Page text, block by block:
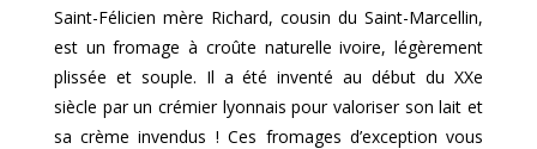
Saint-Félicien mère Richard, cousin du Saint-Marcellin,
est un fromage à croûte naturelle ivoire, légèrement
plissée et souple. Il a été inventé au début du XXe
siècle par un crémier lyonnais pour valoriser son lait et
sa crème invendus ! Ces fromages d’exception vous